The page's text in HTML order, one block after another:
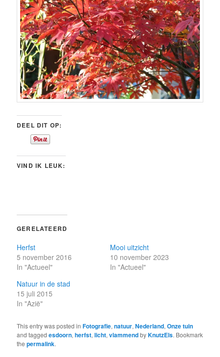
DEEL DIT OP:
VIND IK LEUK:
GERELATEERD
Herfst
5 november 2016
In "Actueel"
Mooi uitzicht
10 november 2023
In "Actueel"
Natuur in de stad
15 juli 2015
In "Azië"
This entry was posted inFotografie,natuur,Nederland,Onze tuin
and taggedesdoorn,herfst,licht,vlammendbyKnutzEls. Bookmark
thepermalink.